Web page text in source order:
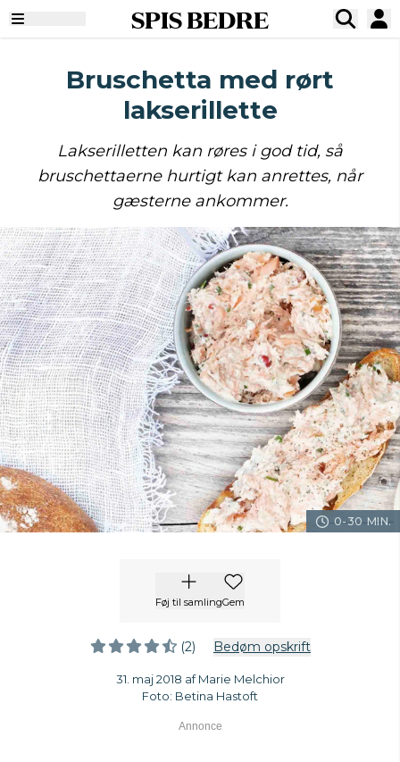
SPIS BEDRE
Bruschetta med rørt
lakserillette
Lakserilletten kan røres i god tid, så
bruschettaerne hurtigt kan anrettes, når
gæsterne ankommer.
0-30 MIN.
Føj til samlingGem
(2) Bedøm opskrift
31. maj 2018 af Marie Melchior
Foto: Betina Hastoft